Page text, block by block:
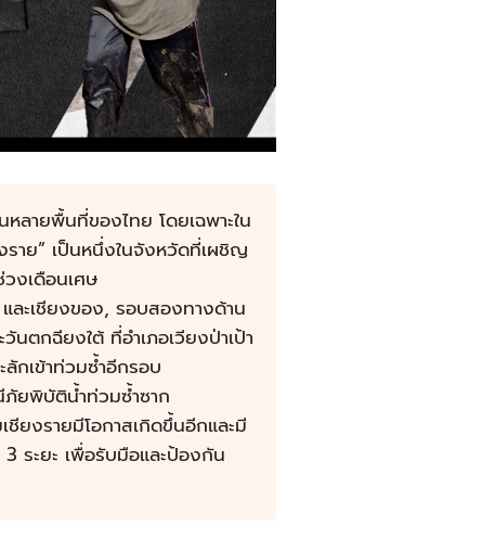
ลายพื้นที่ของไทย โดยเฉพาะใน
าย” เป็นหนึ่งในจังหวัดที่เผชิญ
งเดือนเศษ
ละเชียงของ, รอบสองทางด้าน
นตกฉียงใต้ ที่อำเภอเวียงป่าเป้า
กเข้าท่วมซ้ำอีกรอบ
ภัยพิบัติน้ำท่วมซ้ำซาก
ยงรายมีโอกาสเกิดขึ้นอีกและมี
ระยะ เพื่อรับมือและป้องกัน